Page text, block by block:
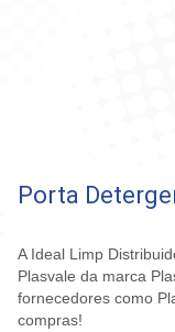
Porta
A Ideal Limp
Plasvale da marca
fornecedores como
compras!